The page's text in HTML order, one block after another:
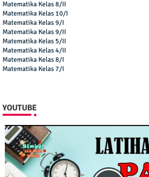
Matematika Kelas 8/II
Matematika Kelas 10/I
Matematika Kelas 9/I
Matematika Kelas 9/II
Matematika Kelas 5/II
Matematika Kelas 4/II
Matematika Kelas 8/I
Matematika Kelas 7/I
YOUTUBE